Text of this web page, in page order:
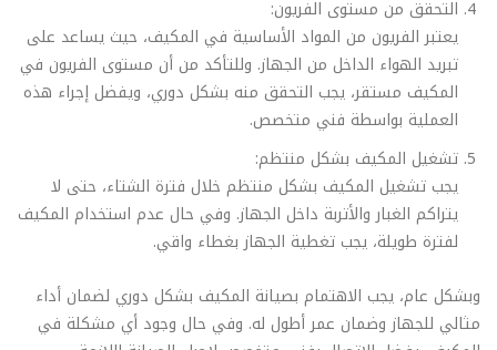
التحقق من مستوى الفريون:
يعتبر الفريون من المواد الأساسية في المكيف، حيث يساعد على
تبريد الهواء الداخل من الجهاز. وللتأكد من أن مستوى الفريون في
المكيف مستقر، يجب التحقق منه بشكل دوري، ويفضل إجراء هذه
العملية بواسطة فني متخصص.
تشغيل المكيف بشكل منتظم:
يجب تشغيل المكيف بشكل منتظم خلال فترة الشتاء، حتى لا
يتراكم الغبار والأتربة داخل الجهاز. وفي حال عدم استخدام المكيف
لفترة طويلة، يجب تغطية الجهاز بغطاء واقي.
وبشكل عام، يجب الاهتمام بصيانة المكيف بشكل دوري لضمان أداء
مثالي للجهاز وضمان عمر أطول له. وفي حال وجود أي مشكلة في